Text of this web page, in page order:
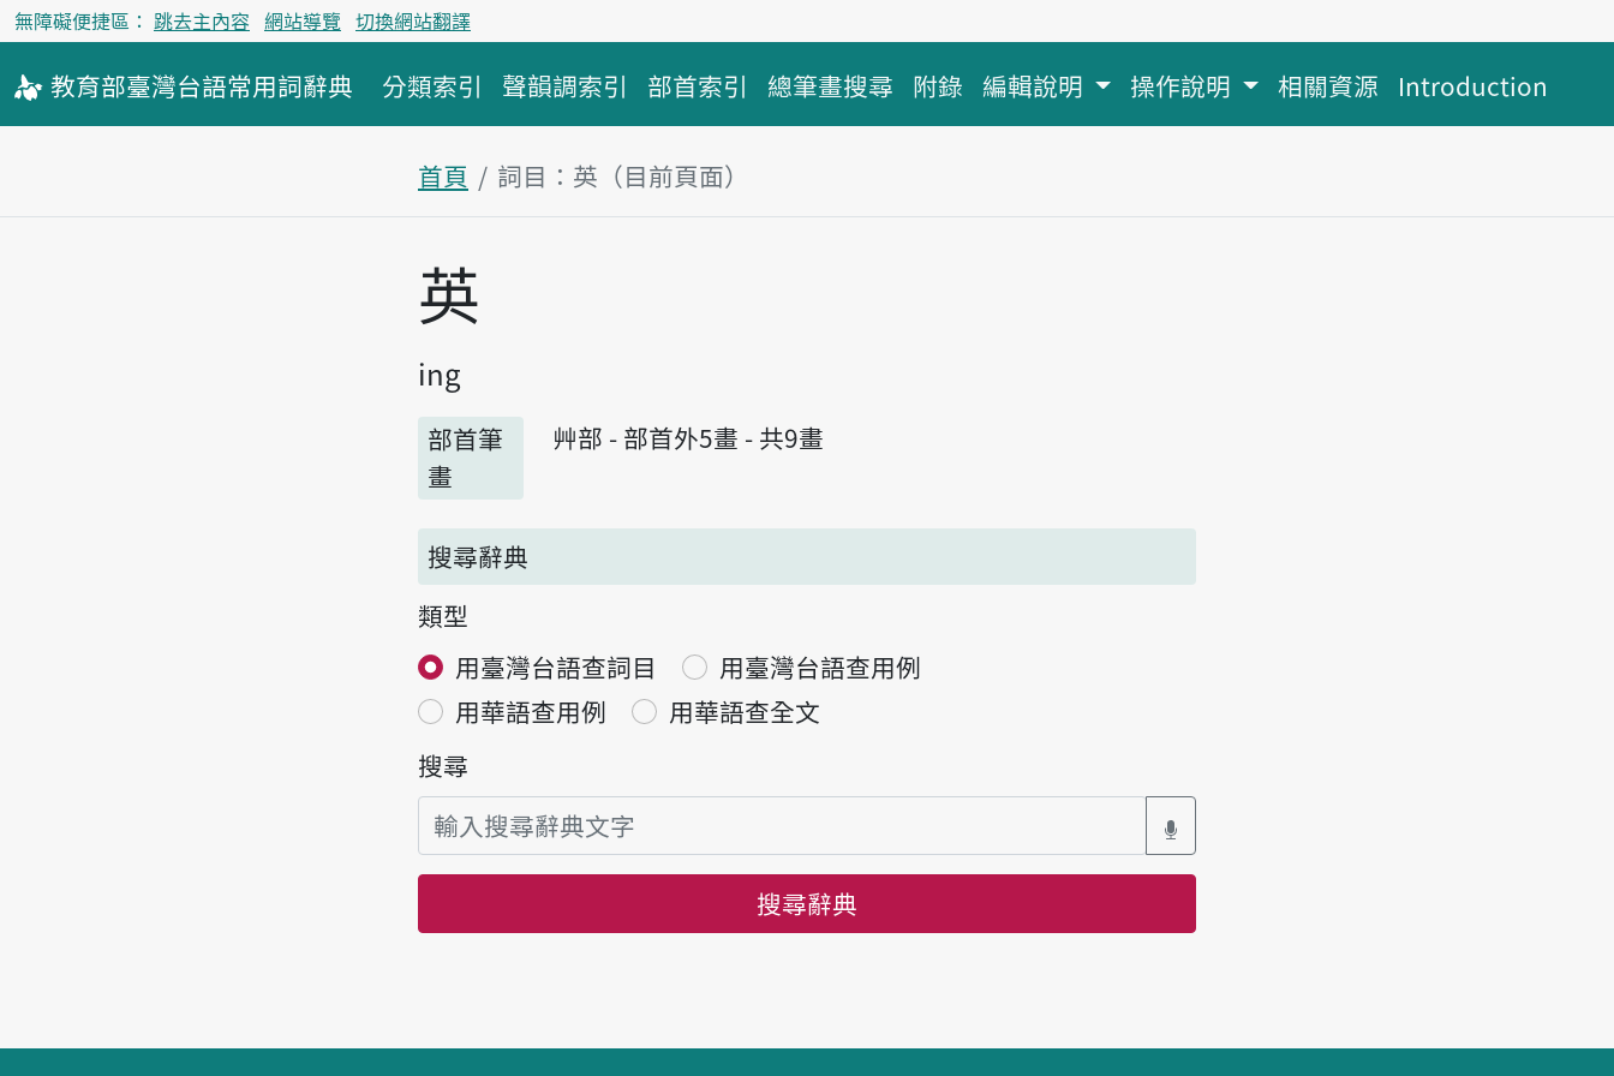
無障礙便捷區： 跳去主內容 網站導覽 切換網站翻譯
教育部臺灣台語常用詞辭典 分類索引 聲韻調索引 部首索引 總筆畫搜尋 附錄 編輯說明 操作說明 相關資源 Introduction
首頁 詞目：英（目前頁面）
主內容區塊
英
ing
部首筆
畫
艸部 - 部首外5畫 - 共9畫
搜尋辭典
類型
用臺灣台語查詞目
用臺灣台語查用例
用華語查用例
用華語查全文
搜尋
搜尋辭典